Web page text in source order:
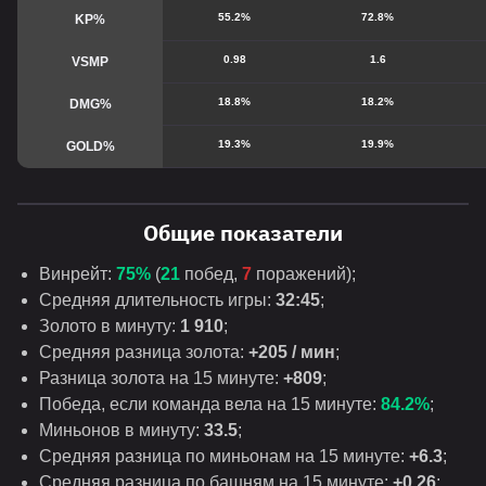
KP% 55.2% 72.8%
VSMP 0.98 1.6
DMG% 18.8% 18.2%
GOLD% 19.3% 19.9%
Общие показатели
Винрейт: 75% (21 побед, 7 поражений);
Средняя длительность игры: 32:45;
Золото в минуту: 1 910;
Средняя разница золота: +205 / мин;
Разница золота на 15 минуте: +809;
Победа, если команда вела на 15 минуте: 84.2%;
Миньонов в минуту: 33.5;
Средняя разница по миньонам на 15 минуте: +6.3;
Средняя разница по башням на 15 минуте: +0.26;